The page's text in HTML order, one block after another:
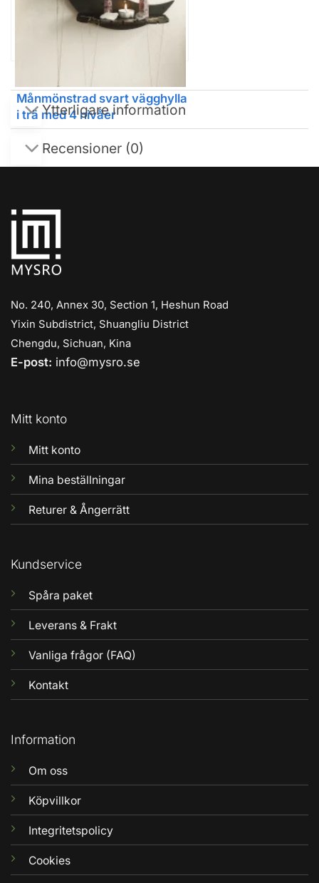
Månmönstrad svart vägghylla
i trä med 4 nivåer
Ytterligare information
Recensioner (0)
No. 240, Annex 30, Section 1, Heshun Road
Yixin Subdistrict, Shuangliu District
Chengdu, Sichuan, Kina
E-post: info@mysro.se
Mitt konto
Mitt konto
Mina beställningar
Returer & Ångerrätt
Kundservice
Spåra paket
Leverans & Frakt
Vanliga frågor (FAQ)
Kontakt
Information
Om oss
Köpvillkor
Integritetspolicy
Cookies